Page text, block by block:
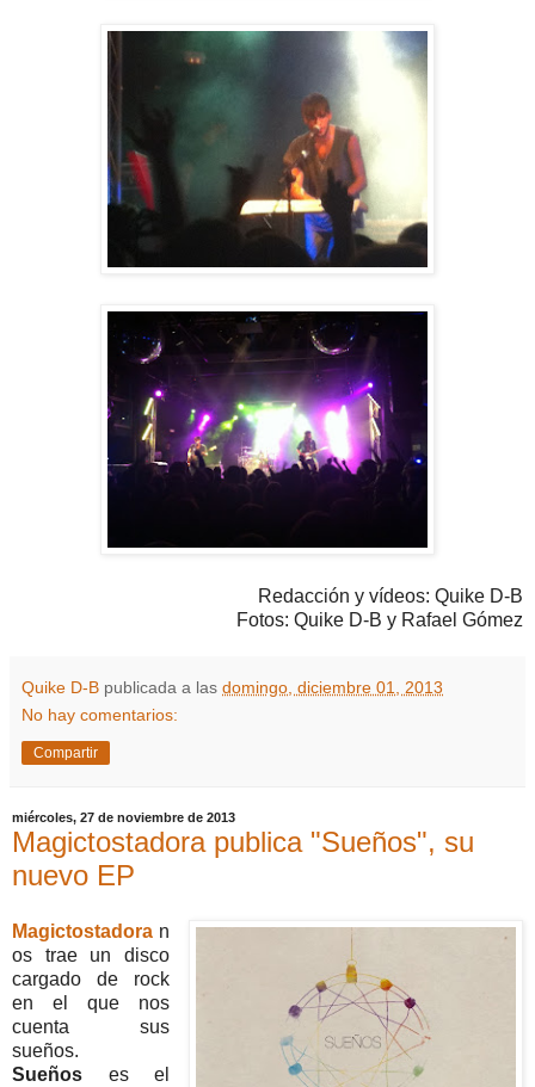
Redacción y vídeos: Quike D-B
Fotos: Quike D-B y Rafael Gómez
Quike D-B publicada a las domingo, diciembre 01, 2013
No hay comentarios:
Compartir
miércoles, 27 de noviembre de 2013
Magictostadora publica "Sueños", su
nuevo EP
Magictostadora n
os trae un disco
cargado de rock
en el que nos
cuenta sus
sueños.
Sueños es el